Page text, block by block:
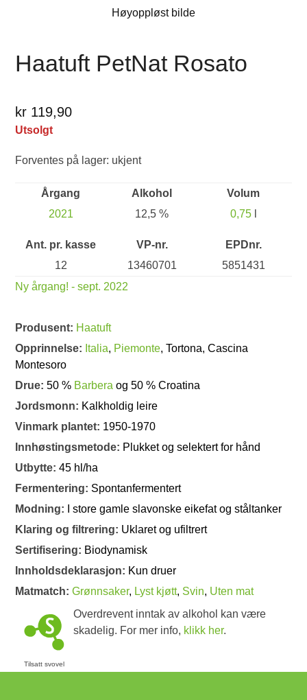
Høyoppløst bilde
Haatuft PetNat Rosato
kr 119,90
Utsolgt
Forventes på lager: ukjent
Årgang
2021
Alkohol
12,5 %
Volum
0,75l
Ant. pr. kasse
12
VP-nr.
13460701
EPDnr.
5851431
Ny årgang! - sept. 2022
Produsent: Haatuft
Opprinnelse: Italia, Piemonte, Tortona, Cascina
Montesoro
Drue:50 % Barbera og 50 % Croatina
Jordsmonn: Kalkholdig leire
Vinmark plantet: 1950-1970
Innhøstingsmetode: Plukket og selektert for hånd
Utbytte:45 hl/ha
Fermentering: Spontanfermentert
Modning:
I store gamle slavonske eikefat og ståltanker
Klaring og filtrering: Uklaret og ufiltrert
Sertifisering: Biodynamisk
Innholdsdeklarasjon: Kun druer
Matmatch:Grønnsaker, Lyst kjøtt, Svin, Uten mat
Tilsatt svovel
Overdrevent inntak av alkohol kan være
skadelig. For mer info, klikk her.